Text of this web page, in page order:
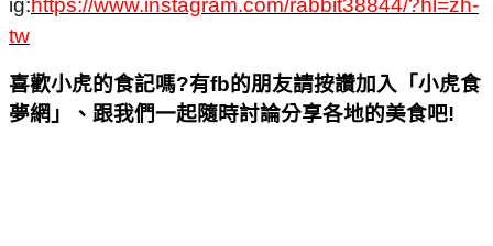
ig:https://www.instagram.com/rabbit38844/?hl=zh-
tw
喜歡小虎的食記嗎?有fb的朋友請按讚加入「小虎食
夢網」、跟我們一起隨時討論分享各地的美食吧!